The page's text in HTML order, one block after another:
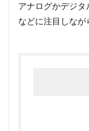
アナログかデジ
などに注目しなが